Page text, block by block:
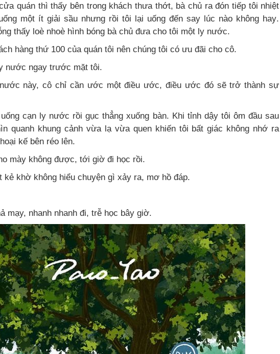
quán thì thấy bên trong khách thưa thớt, bà chủ ra đón tiếp tôi nhiệt
một ít giải sầu nhưng rồi tôi lại uống đến say lúc nào không hay.
thấy loè nhoè hình bóng bà chủ đưa cho tôi một ly nước.
hàng thứ 100 của quán tôi nên chúng tôi có ưu đãi cho cô.
nước ngay trước mặt tôi.
này, cô chỉ cần ước một điều ước, điều ước đó sẽ trở thành sự
cạn ly nước rồi gục thẳng xuống bàn. Khi tỉnh dậy tôi ôm đầu sau
quanh khung cảnh vừa lạ vừa quen khiến tôi bất giác không nhớ ra
kế bên réo lên.
mày không được, tới giờ đi học rồi.
kẻ khờ không hiểu chuyện gì xảy ra, mơ hồ đáp.
mạy, nhanh nhanh đi, trễ học bây giờ.